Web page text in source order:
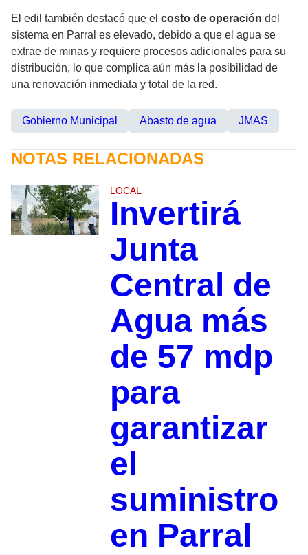
El edil también destacó que el costo de operación del
sistema en Parral es elevado, debido a que el agua se
extrae de minas y requiere procesos adicionales para su
distribución, lo que complica aún más la posibilidad de
una renovación inmediata y total de la red.
Gobierno Municipal Abasto de agua JMAS
NOTAS RELACIONADAS
LOCAL
Invertirá
Junta
Central de
Agua más
de 57 mdp
para
garantizar
el
suministro
en Parral